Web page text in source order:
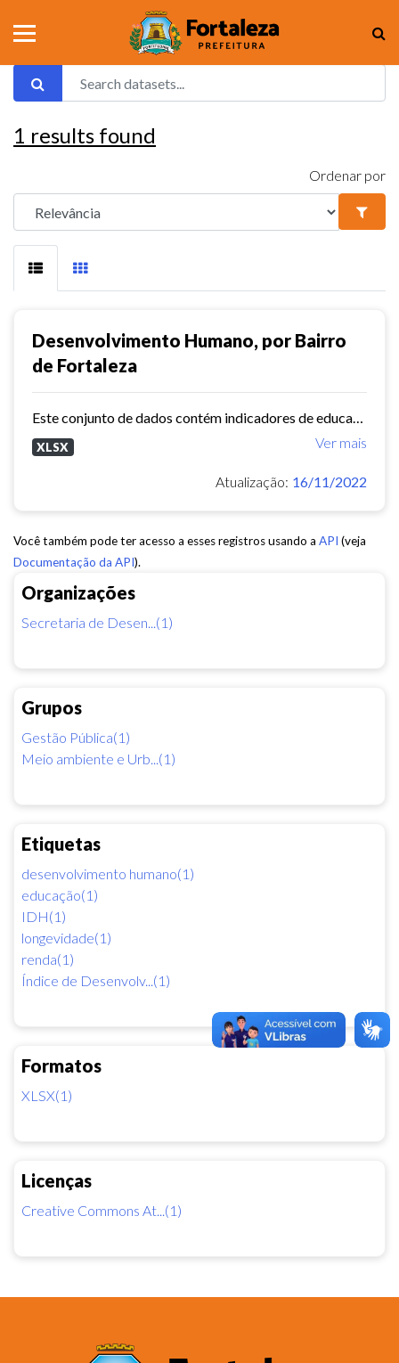
Organizações
Secretaria de Desen...(1)
Grupos
Gestão Pública(1)
Meio ambiente e Urb...(1)
Etiquetas
desenvolvimento humano(1)
educação(1)
IDH(1)
longevidade(1)
renda(1)
Índice de Desenvolv...(1)
Formatos
XLSX(1)
Licenças
Creative Commons At...(1)
1 results found
Ordenar por
Desenvolvimento Humano, por Bairro
de Fortaleza
Ver mais
XLSX
Atualização: 16/11/2022
Você também pode ter acesso a esses registros usando a API (veja
Documentação da API).